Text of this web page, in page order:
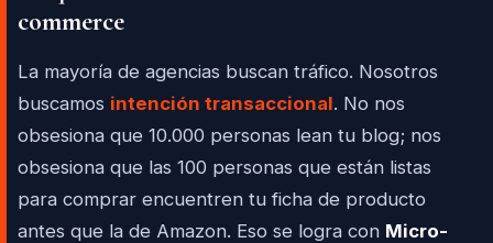
commerce
La mayoría de agencias buscan tráfico. Nosotros
buscamos intención transaccional. No nos
obsesiona que 10.000 personas lean tu blog; nos
obsesiona que las 100 personas que están listas
para comprar encuentren tu ficha de producto
antes que la de Amazon. Eso se logra con Micro-